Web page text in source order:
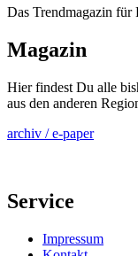
Das Trendmagazin für
Magazin
Hier findest Du alle
aus den anderen
archiv / e-paper
Service
Impressum